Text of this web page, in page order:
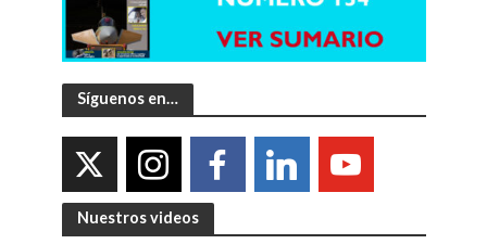
Síguenos en…
Nuestros videos